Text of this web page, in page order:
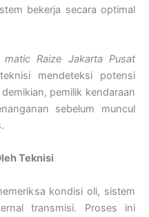
bekerja secara optimal
Raize Jakarta Pusat
mendeteksi potensi
pemilik kendaraan
sebelum muncul
Teknisi
kondisi oli, sistem
transmisi. Proses ini